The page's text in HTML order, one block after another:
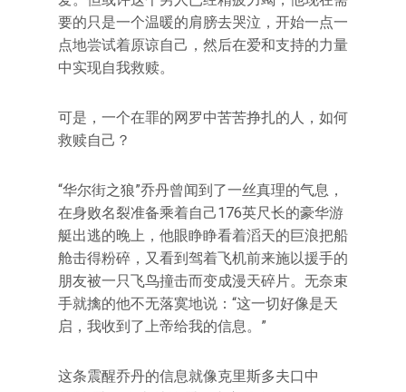
要的只是一个温暖的肩膀去哭泣，开始一点一
点地尝试着原谅自己，然后在爱和支持的力量
中实现自我救赎。
可是，一个在罪的网罗中苦苦挣扎的人，如何
救赎自己？
“华尔街之狼”乔丹曾闻到了一丝真理的气息，
在身败名裂准备乘着自己176英尺长的豪华游
艇出逃的晚上，他眼睁睁看着滔天的巨浪把船
舱击得粉碎，又看到驾着飞机前来施以援手的
朋友被一只飞鸟撞击而变成漫天碎片。无奈束
手就擒的他不无落寞地说：“这一切好像是天
启，我收到了上帝给我的信息。”
这条震醒乔丹的信息就像克里斯多夫口中